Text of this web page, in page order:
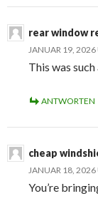
rear window
JANUAR 19,
This was
ANTWORTEN
cheap
JANUAR 18,
You’re